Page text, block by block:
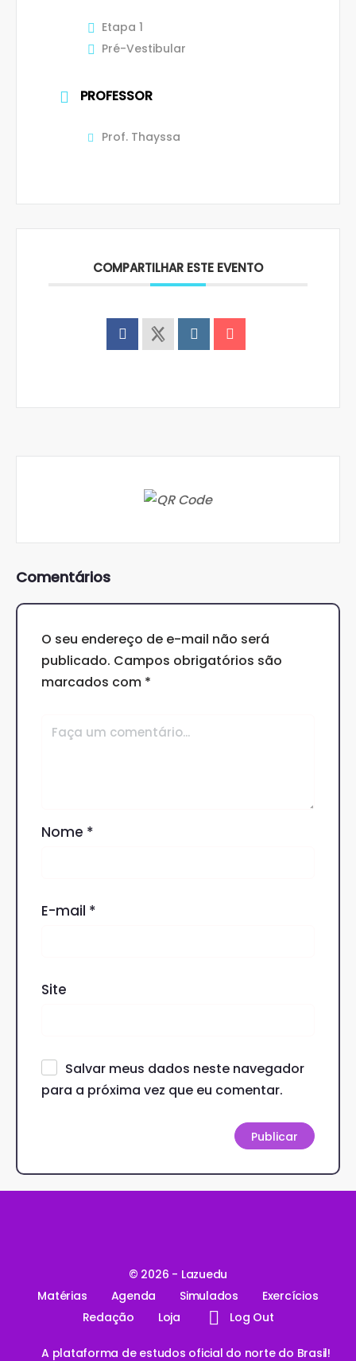
Etapa 1
Pré-Vestibular
PROFESSOR
Prof. Thayssa
COMPARTILHAR ESTE EVENTO
Comentários
O seu endereço de e-mail não será
publicado. Campos obrigatórios são
marcados com *
Nome *
E-mail *
Site
Salvar meus dados neste navegador
para a próxima vez que eu comentar.
© 2026 - Lazuedu
Matérias
Agenda Simulados
Exercícios
Redação
Loja Log Out
A plataforma de estudos oficial do norte do Brasil!